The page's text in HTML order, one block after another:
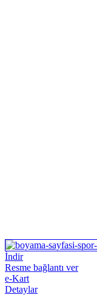
İndir
Resme bağlantı ver
e-Kart
Detaylar